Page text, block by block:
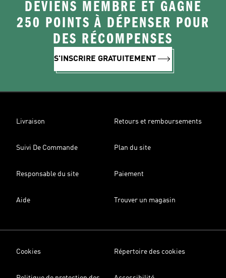
DEVIENS MEMBRE ET GAGNE
250 POINTS À DÉPENSER POUR
DES RÉCOMPENSES
S'INSCRIRE GRATUITEMENT
Livraison Retours et remboursements
Suivi De Commande Plan du site
Responsable du site Paiement
Aide Trouver un magasin
Cookies Répertoire des cookies